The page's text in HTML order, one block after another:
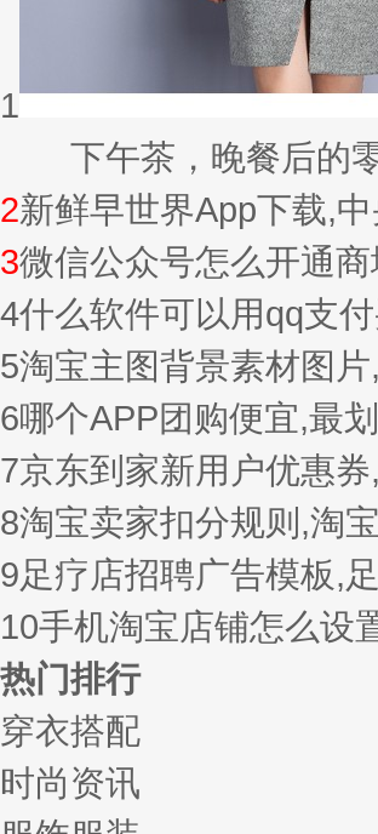
1
下午茶，晚餐后的零
2新鲜早世界App下载,
3微信公众号怎么开通
4什么软件可以用qq支
5淘宝主图背景素材图
6哪个APP团购便宜,最
7京东到家新用户优惠
8淘宝卖家扣分规则,淘
9足疗店招聘广告模板,
10手机淘宝店铺怎么设
热门排行
穿衣搭配
时尚资讯